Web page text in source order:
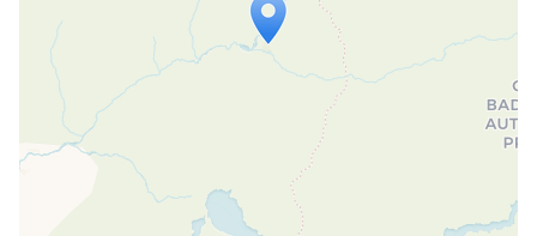
Travelers' Map is loading...
If you see this after your page is
loaded completely, leafletJS files are
missing.